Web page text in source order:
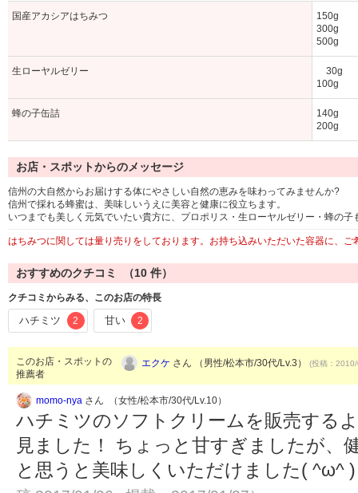
国産アカシアはちみつ
150g
300g
500g
生ローヤルゼリー
30g
100g
蜂の子缶詰
140g
200g
お店・スポットからのメッセージ
信州の大自然からお届けする体にやさしい自然の恵みを味わってみませんか?
信州で採れる蜂蜜は、美味しいうえに美容と健康に役立ちます。
いつまでも美しく元気でいたい貴方に、プロポリス・生ローヤルゼリー・蜂の子
はちみつに関しては量り売りをしております。お持ち込みいただいた容器に、ご
おすすめのクチコミ （10 件）
クチコミからみる、このお店の特長
ハチミツ 2 甘い 2
このお店・スポットの
推薦者
エクケ さん （男性/松本市/30代/Lv.3） (投稿：
momo-nya さん （女性/松本市/30代/Lv.10）
ハチミツのソフトクリームを販売する
見ました！ ちょっと甘すぎましたが、
と思うと美味しくいただけました( ^ω^